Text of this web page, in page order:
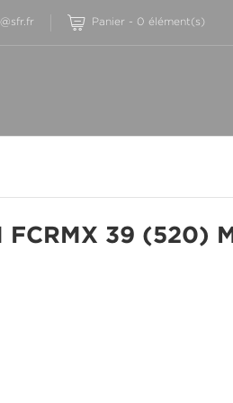
Panier - 0 élément(s)
FCRMX 39 (520) M